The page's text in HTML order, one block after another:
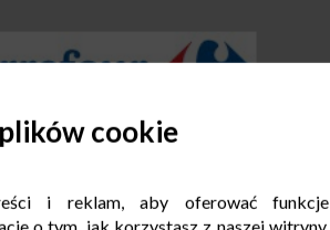
cookie
i reklam, aby oferować funkcje